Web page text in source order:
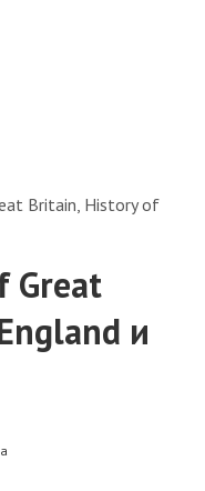
Britain, History of
Great
и